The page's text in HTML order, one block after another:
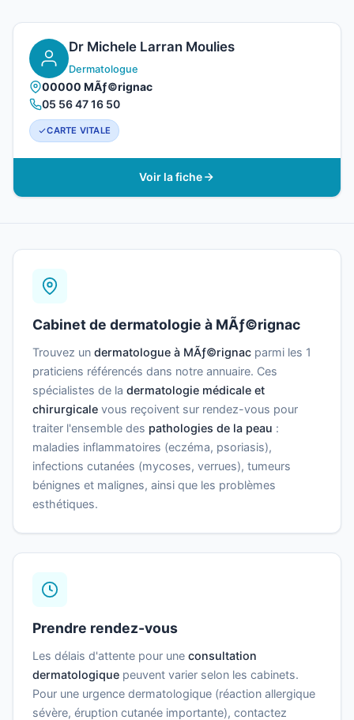
Dr Michele Larran Moulies
Dermatologue
00000 MÃƒ©rignac
05 56 47 16 50
CARTE VITALE
Voir la fiche
Cabinet de dermatologie à MÃƒ©rignac
Trouvez un dermatologue à MÃƒ©rignac parmi les 1
praticiens référencés dans notre annuaire. Ces
spécialistes de la dermatologie médicale et
chirurgicale vous reçoivent sur rendez-vous pour
traiter l'ensemble des pathologies de la peau :
maladies inflammatoires (eczéma, psoriasis),
infections cutanées (mycoses, verrues), tumeurs
bénignes et malignes, ainsi que les problèmes
esthétiques.
Prendre rendez-vous
Les délais d'attente pour une consultation
dermatologique peuvent varier selon les cabinets.
Pour une urgence dermatologique (réaction allergique
sévère, éruption cutanée importante), contactez